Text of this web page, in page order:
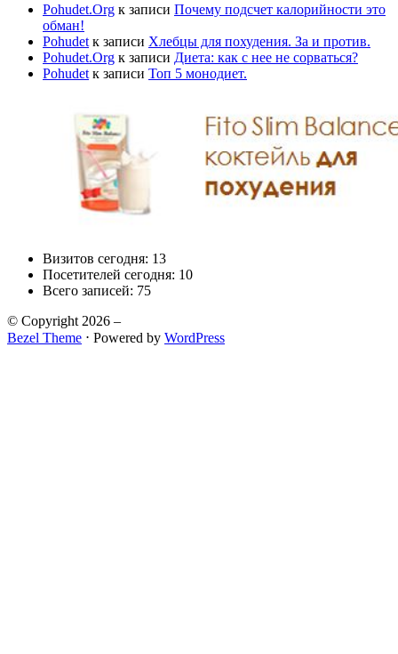
Pohudet.Org к записи Почему подсчет калорийности это
обман!
Pohudet к записи Хлебцы для похудения. За и против.
Pohudet.Org к записи Диета: как с нее не сорваться?
Pohudet к записи Топ 5 монодиет.
Визитов сегодня: 13
Посетителей сегодня: 10
Всего записей: 75
© Copyright 2026 –
Bezel Theme ⋅ Powered by WordPress